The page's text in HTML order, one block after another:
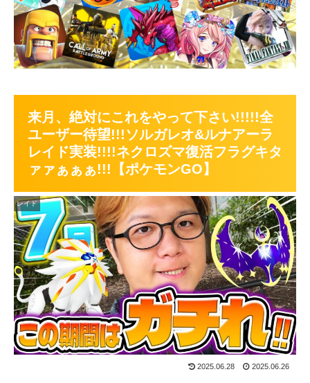
来月、絶対にこれをやって下さい!!!!!全
ユーザー待望!!!ソルガレオ&ルナアーラ
レイド実装!!!!ネクロズマ復活フラグキタ
ァァぁぁぁ!!!【ポケモンGO】
レイド
2025.06.28 2025.06.26